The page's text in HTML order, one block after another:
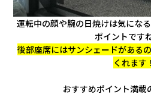
運転中の顔や腕の日焼けは気にな
ポイントです
後部座席にはサンシェードがある
くれます！
おすすめポイント満載